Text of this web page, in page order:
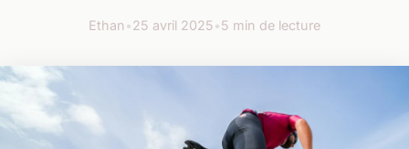
Ethan•25 avril 2025•5 min de lecture